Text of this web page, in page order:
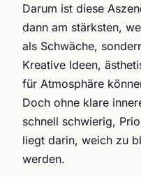
Darum ist diese
dann am stärksten,
als Schwäche,
Kreative Ideen,
für Atmosphäre
Doch ohne klare
schnell schwierig,
liegt darin, weich zu
werden.